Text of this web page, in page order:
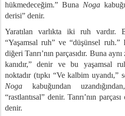
Kuşattın
hükmedeceğim.” Buna Noga
derisi” denir.
Yaratılan varlıkta iki ruh vardır.
“Yaşamsal ruh” ve “düşünsel ruh.”
diğeri Tanrı’nın parçasıdır. Buna
kanıdır,” denir ve bu yaşamsal
noktadır (tıpkı “Ve kalbim uyandı,”
Noga kabuğundan
“rastlantısal” denir. Tanrı’nın
denir.